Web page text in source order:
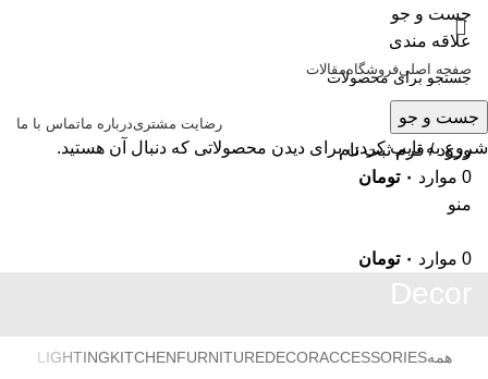
جست و جو
علاقه مندی
صفحه اصلیفروشگاهمقالات
رضایت مشتریدرباره ماتماس با ما
ورود / فرم ثبت نام
0 موارد ۰ تومان
منو
0 موارد ۰ تومان
همهACCESSORIES
DECOR
FURNITURE
KITCHEN
LIGHTING
جست و جو
شروع به تایپ کردن برای دیدن محصولاتی که دنبال آن هستید.